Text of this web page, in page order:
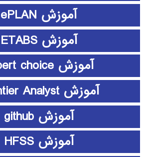
آموزش ePLAN
آموزش ETABS
آموزش expert choice
آموزش Frontier Analyst
آموزش github
آموزش HFSS